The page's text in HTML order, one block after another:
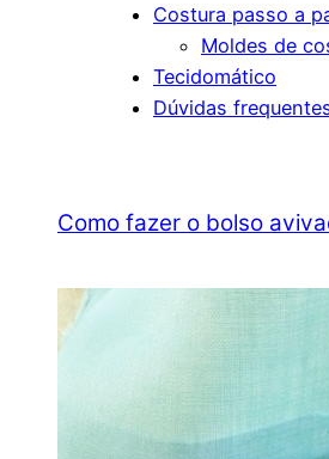
Costura passo a
Moldes de
Tecidomático
Dúvidas
Como fazer o bolso